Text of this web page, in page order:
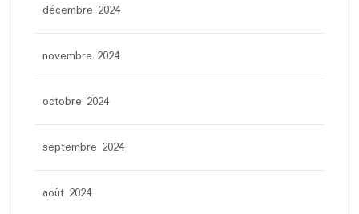
décembre 2024
novembre 2024
octobre 2024
septembre 2024
août 2024